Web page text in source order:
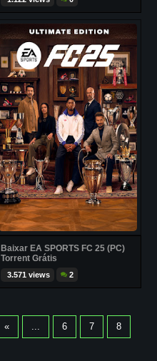
Baixar EA SPORTS FC 25 (PC)
Torrent Grátis
3.571 views 2
« ... 6 7 8